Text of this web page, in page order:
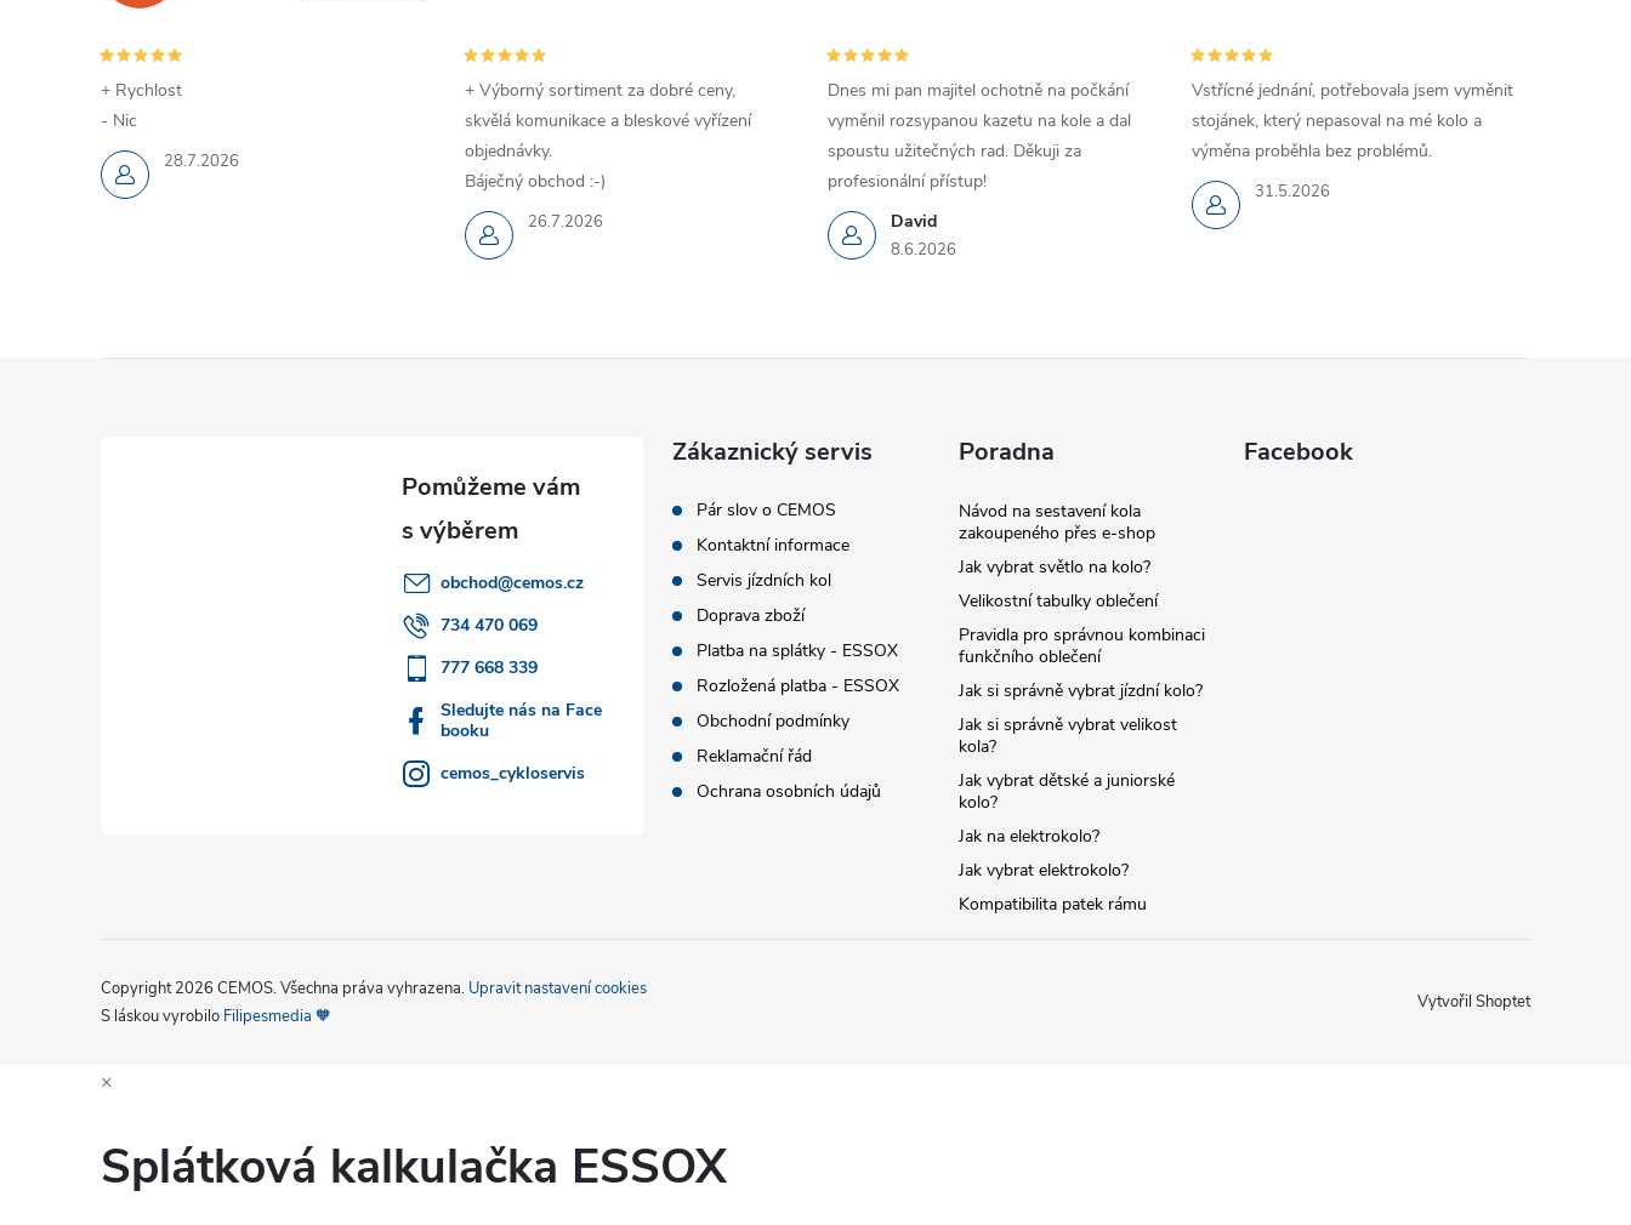
28.7.2026
+ Rychlost
- Nic
26.7.2026
+ Výborný sortiment za dobré ceny,
skvělá komunikace a bleskové vyřízení
objednávky.
Báječný obchod :-)
David
8.6.2026
Dnes mi pan majitel ochotně na počkání
vyměnil rozsypanou kazetu na kole a dal
spoustu užitečných rad. Děkuji za
profesionální přístup!
31.5.2026
Vstřícné jednání, potřebovala jsem vyměnit
stojánek, který nepasoval na mé kolo a
výměna proběhla bez problémů.
obchod@cemos.cz
734 470 069
777 668 339
Sledujte nás na Face
booku
cemos_cykloservis
Zákaznický servis
Pár slov o CEMOS
Kontaktní informace
Servis jízdních kol
Doprava zboží
Platba na splátky - ESSOX
Rozložená platba - ESSOX
Obchodní podmínky
Reklamační řád
Ochrana osobních údajů
Poradna
Návod na sestavení kola
zakoupeného přes e-shop
Jak vybrat světlo na kolo?
Velikostní tabulky oblečení
Pravidla pro správnou kombinaci
funkčního oblečení
Jak si správně vybrat jízdní kolo?
Jak si správně vybrat velikost
kola?
Jak vybrat dětské a juniorské
kolo?
Jak na elektrokolo?
Jak vybrat elektrokolo?
Kompatibilita patek rámu
Facebook
Vytvořil Shoptet
Copyright 2026 CEMOS. Všechna práva vyhrazena. Upravit nastavení cookies
S láskou vyrobilo Filipesmedia 🧡
×
Splátková kalkulačka ESSOX